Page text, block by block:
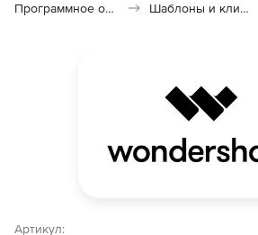
Программное обеспечение для графики и дизайна Шаблоны и клипарты
Артикул: